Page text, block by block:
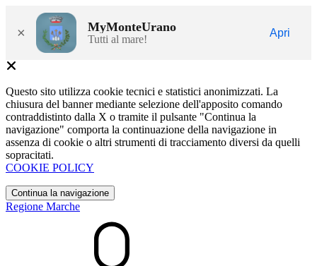
× MyMonteUrano
Tutti al mare!
Apri
Questo sito utilizza cookie tecnici e statistici anonimizzati. La
chiusura del banner mediante selezione dell'apposito comando
contraddistinto dalla X o tramite il pulsante "Continua la
navigazione" comporta la continuazione della navigazione in
assenza di cookie o altri strumenti di tracciamento diversi da quelli
sopracitati.
COOKIE POLICY
Continua la navigazione
Regione Marche